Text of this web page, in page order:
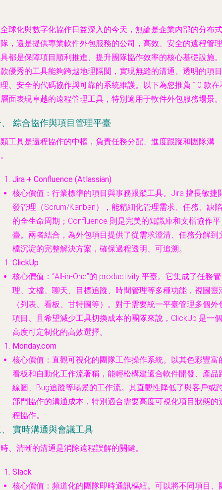
球化與數字化協作日益深入的今天，無論是企業內部的分布式
，還是提供專業軟件外包服務的公司，高效、安全的遠程管理
都是保障項目順利推進、提升團隊協作效率的核心基礎設施。
優秀的工具能夠跨越地理隔閡，實現無縫的溝通、透明的項目
、安全的代碼協作與可靠的系統維護。以下為您推薦 10 款在
面表現卓越的遠程管理工具，特別適用于軟件外包服務場景。
綜合協作與項目管理平臺
工具是遠程協作的中樞，負責任務分配、進度跟蹤和團隊溝
Jira + Confluence (Atlassian)
核心價值 ：行業標準的項目與事務跟蹤工具。Jira 擅長敏捷
發管理（Scrum/Kanban），能精細化管理需求、任務、缺陷
的全生命周期；Confluence 則是完美的知識庫和文檔協作平
臺。兩者結合，為外包項目提供了從需求澄清、任務分解到
檔沉淀的完整解決方案，確保過程透明、可追溯。
ClickUp
核心價值 ：“All-in-One”的 productivity 平臺。它集成了任務管
理、文檔、聊天、目標追蹤、時間管理等多種功能，視圖靈
（列表、看板、甘特圖等）。對于需要統一平臺管理多個外
項目、且希望減少工具切換成本的團隊來說，ClickUp 是一個
高度可定制化的高效選擇。
Monday.com
核心價值 ：直觀可視化的團隊工作操作系統。以其色彩豐富
看板和自動化工作流著稱，能輕松構建適合軟件開發、產品
線圖、Bug追蹤等場景的工作流。其直觀性降低了與客戶或
部門協作的溝通成本，特別適合需要高度可視化項目狀態的
程協作。
實時溝通與會議工具
、清晰的溝通是消除遠程誤解的關鍵。
Slack
核心價值 ：頻道化的團隊即時通訊樞紐。可以將不同項目、